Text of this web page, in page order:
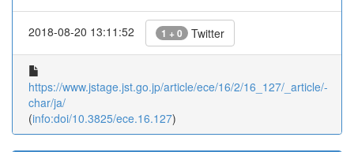
2018-08-20 13:11:52 1 + 0 Twitter
https://www.jstage.jst.go.jp/article/ece/16/2/16_127/_article/-
char/ja/
(info:doi/10.3825/ece.16.127)